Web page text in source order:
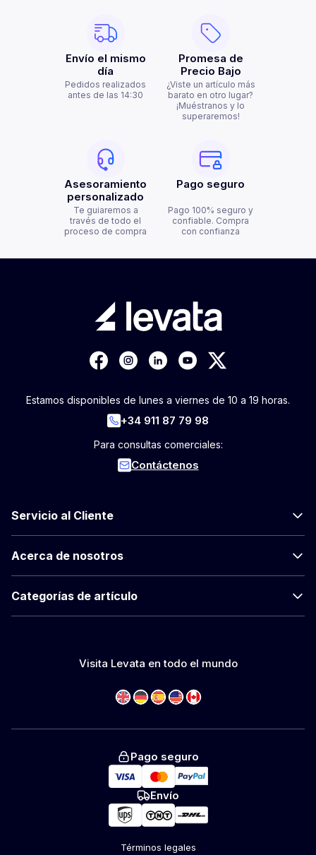
Envío el mismo
día
Pedidos realizados
antes de las 14:30
Promesa de
Precio Bajo
¿Viste un artículo más
barato en otro lugar?
¡Muéstranos y lo
superaremos!
Asesoramiento
personalizado
Te guiaremos a
través de todo el
proceso de compra
Pago seguro
Pago 100% seguro y
confiable. Compra
con confianza
Estamos disponibles de lunes a viernes de 10 a 19 horas.
+34 911 87 79 98
Para consultas comerciales:
Contáctenos
Servicio al Cliente
Acerca de nosotros
Categorías de artículo
Visita Levata en todo el mundo
Pago seguro
Envío
Términos legales